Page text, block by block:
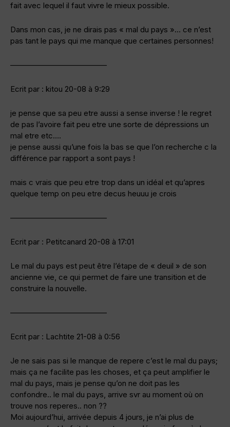
fait avec lequel il faut vivre le mieux possible.
Dans mon cas, je ne dirais pas « mal du pays »… ce n’est
pas tant le pays qui me manque que certaines personnes!
————————————–
Ecrit par : kitou 20-08 à 9:29
je pense que sa peu etre aussi a sense inverse ! le regret
de pas l’avoire fait peu etre une sorte de dépressions un
mal etre etc….
je pense aussi qu’une fois la bas se que l’on recherche c la
différence par rapport a sont pays !
mais c vrais que peu etre trop dans un idéal et qu’apres
quelque temp on peu etre decus heuuu je crois
————————————–
Ecrit par : Petitcanard 20-08 à 17:01
Le mal du pays est peut être l’étape de « deuil » de son
ancienne vie, ce qui permet de faire une transition et de
construire la nouvelle.
————————————–
Ecrit par : Lachtite 21-08 à 0:56
Je ne sais pas si le manque de repere c’est le mal du pays;
mais ça ne facilite pas les choses, et ça peut amplifier le
mal du pays, mais je pense qu’on ne doit pas les
confondre.. le mal du pays, arrive svr au moment où on
trouve nos reperes.. non ??
Moi aujourd’hui, arrivée depuis 4 jours, je n’ai plus de